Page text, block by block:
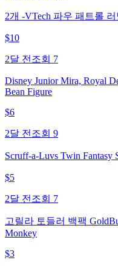
2개 -VTech 파우 패트롤 러
$10
2달 전 조회 7
Disney Junior Mira, Royal
Bean Figure
$6
2달 전 조회 9
Scruff-a-Luvs Twin
$5
2달 전 조회 7
고릴라 토들러 백팩
Monkey
$3